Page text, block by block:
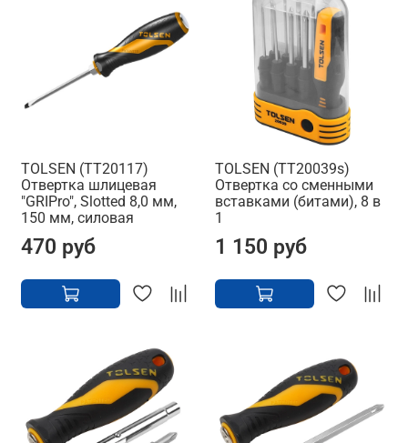
TOLSEN (TT20117)
Отвертка шлицевая
"GRIPro", Slotted 8,0 мм,
150 мм, силовая
470 руб
TOLSEN (TT20039s)
Отвертка со сменными
вставками (битами), 8 в
1
1 150 руб